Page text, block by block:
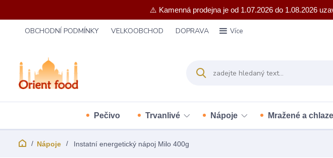
⚠️ Kamenná prodejna je od 1.07.2026 do 1.08.2026
OBCHODNÍ PODMÍNKY VELKOOBCHOD DOPRAVA Více
Pečivo Trvanlivé Nápoje Mražené a
Nápoje Instatní energetický nápoj Milo 400g